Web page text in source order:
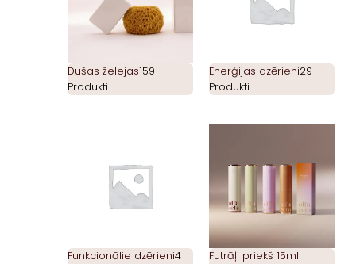
Dušas želejas159
Produkti
Enerģijas dzērieni29
Produkti
Funkcionālie dzērieni4
Futrāļi priekš 15ml